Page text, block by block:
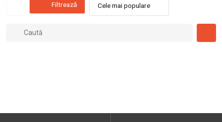
Filtrează Cele mai populare